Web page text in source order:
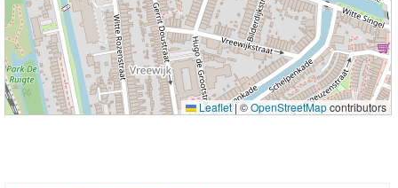
Leaflet|©OpenStreetMapcontributors